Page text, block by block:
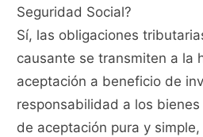
Seguridad Social?
Sí, las obligaciones
causante se transmiten a la
aceptación a beneficio de
responsabilidad a los
de aceptación pura y